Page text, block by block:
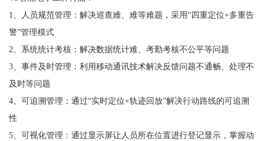
1、人员规范管理：解决巡查难、难等难题，采用“四重定位+多重告
警”管理模式
2、系统统计考核：解决数据统计难、考勤考核不公平等问题
3、事件及时管理：利用移动通讯技术解决反馈问题不通畅、处理不
及时等问题
4、可追溯管理：通过“实时定位+轨迹回放”解决行动路线的可追溯
性
5、可视化管理：通过显示屏让人员所在位置进行登记显示，掌握动